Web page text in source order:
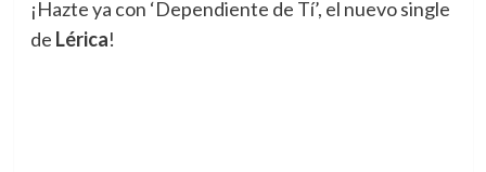
¡Hazte ya con ‘Dependiente de Tí’, el nuevo single
de Lérica!